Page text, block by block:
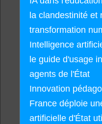
la clandestinité et
transformation
Intelligence
le guide d'usage
agents de l'État
Innovation
France déploie
artificielle d'État